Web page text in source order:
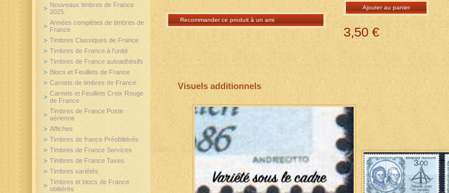
Recommander ce produit à un ami
Ajouter au panier
3,50 €
Visuels additionnels
Nouveaux timbres de France
2025
Années complètes de timbres de
France
Timbres Classiques de France
Timbres de France à l'unité
Timbres de France autoadhésifs
Blocs et Feuillets de France
Carnets de timbres de France
Carnets et Feuillets Croix Rouge
de France
Timbres de France Poste
aérienne
Affiches
Timbres de france Préoblitérés
Timbres de France Services
Timbres de France Taxes
Timbres variétés
Timbres et blocs de France
oblitérés